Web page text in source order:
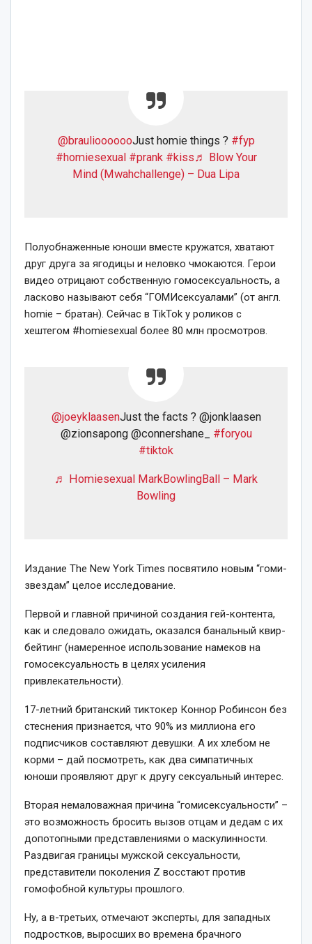
@brauliooooooJust homie things ? #fyp
#homiesexual #prank #kiss♬ Blow Your
Mind (Mwahchallenge) – Dua Lipa
Полуобнаженные юноши вместе кружатся, хватают
друг друга за ягодицы и неловко чмокаются. Герои
видео отрицают собственную гомосексуальность, а
ласково называют себя “ГОМИсексуалами” (от англ.
homie – братан). Сейчас в TikTok у роликов с
хештегом #homiesexual более 80 млн просмотров.
@joeyklaasenJust the facts ? @jonklaasen
@zionsapong @connershane_ #foryou
#tiktok
♬ Homiesexual MarkBowlingBall – Mark
Bowling
Издание The New York Times посвятило новым “гоми-
звездам” целое исследование.
Первой и главной причиной создания гей-контента,
как и следовало ожидать, оказался банальный квир-
бейтинг (намеренное использование намеков на
гомосексуальность в целях усиления
привлекательности).
17-летний британский тиктокер Коннор Робинсон без
стеснения признается, что 90% из миллиона его
подписчиков составляют девушки. А их хлебом не
корми – дай посмотреть, как два симпатичных
юноши проявляют друг к другу сексуальный интерес.
Вторая немаловажная причина “гомисексуальности” –
это возможность бросить вызов отцам и дедам с их
допотопными представлениями о маскулинности.
Раздвигая границы мужской сексуальности,
представители поколения Z восстают против
гомофобной культуры прошлого.
Ну, а в-третьих, отмечают эксперты, для западных
подростков, выросших во времена брачного